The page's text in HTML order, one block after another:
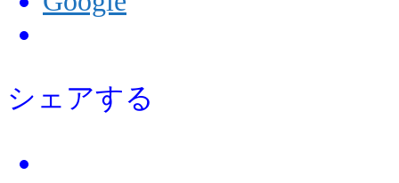
シェアする